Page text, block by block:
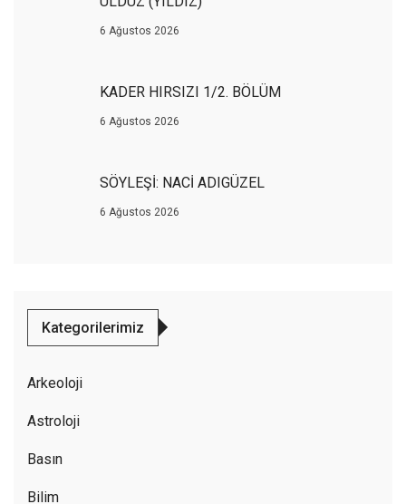
6 Ağustos 2026
KADER HIRSIZI 1/2. BÖLÜM
6 Ağustos 2026
SÖYLEŞİ: NACİ ADIGÜZEL
6 Ağustos 2026
Kategorilerimiz
Arkeoloji
Astroloji
Basın
Bilim